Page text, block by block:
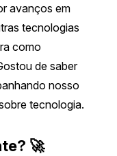
avanços em
tecnologias
como
de saber
nosso
tecnologia.
🚀